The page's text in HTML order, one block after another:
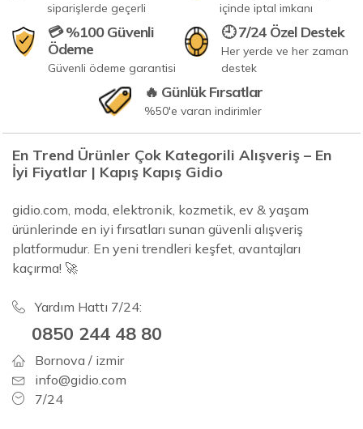
siparişlerde geçerli
içinde iptal imkanı
💳 %100 Güvenli
Ödeme
Güvenli ödeme garantisi
🕘 7/24 Özel Destek
Her yerde ve her zaman
destek
🔥 Günlük Fırsatlar
%50'e varan indirimler
En Trend Ürünler Çok Kategorili Alışveriş – En
İyi Fiyatlar | Kapış Kapış Gidio
gidio.com, moda, elektronik, kozmetik, ev & yaşam
ürünlerinde en iyi fırsatları sunan güvenli alışveriş
platformudur. En yeni trendleri keşfet, avantajları
kaçırma! 🚀
Yardım Hattı 7/24:
0850 244 48 80
Bornova / izmir
info@gidio.com
7/24